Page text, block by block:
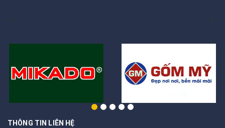
THÔNG TIN LIÊN HỆ